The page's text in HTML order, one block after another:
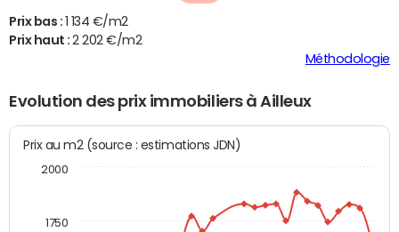
Prix bas :
1 134 €/m2
Prix haut :2 202 €/m2
Méthodologie
Evolution des prix immobiliers à Ailleux
Prix au m2 (source : estimations JDN)
2000
1750